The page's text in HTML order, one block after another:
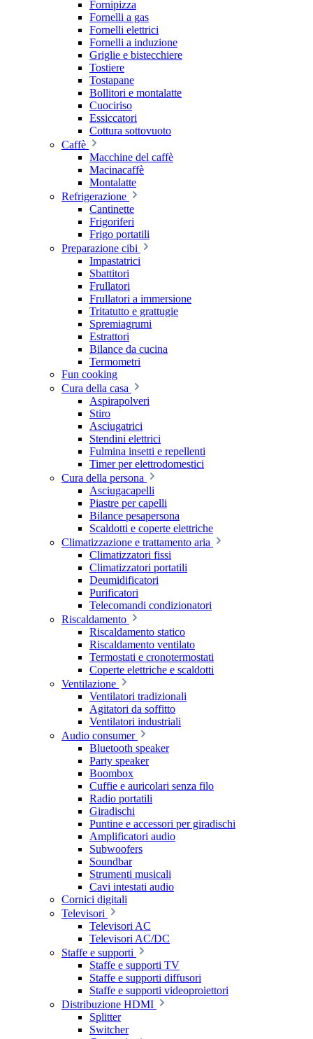
Fornipizza
Fornelli a gas
Fornelli elettrici
Fornelli a induzione
Griglie e bistecchiere
Tostiere
Tostapane
Bollitori e montalatte
Cuociriso
Essiccatori
Cottura sottovuoto
Caffè
Macchine del caffè
Macinacaffè
Montalatte
Refrigerazione
Cantinette
Frigoriferi
Frigo portatili
Preparazione cibi
Impastatrici
Sbattitori
Frullatori
Frullatori a immersione
Tritatutto e grattugie
Spremiagrumi
Estrattori
Bilance da cucina
Termometri
Fun cooking
Cura della casa
Aspirapolveri
Stiro
Asciugatrici
Stendini elettrici
Fulmina insetti e repellenti
Timer per elettrodomestici
Cura della persona
Asciugacapelli
Piastre per capelli
Bilance pesapersona
Scaldotti e coperte elettriche
Climatizzazione e trattamento aria
Climatizzatori fissi
Climatizzatori portatili
Deumidificatori
Purificatori
Telecomandi condizionatori
Riscaldamento
Riscaldamento statico
Riscaldamento ventilato
Termostati e cronotermostati
Coperte elettriche e scaldotti
Ventilazione
Ventilatori tradizionali
Agitatori da soffitto
Ventilatori industriali
Audio consumer
Bluetooth speaker
Party speaker
Boombox
Cuffie e auricolari senza filo
Radio portatili
Giradischi
Puntine e accessori per giradischi
Amplificatori audio
Subwoofers
Soundbar
Strumenti musicali
Cavi intestati audio
Cornici digitali
Televisori
Televisori AC
Televisori AC/DC
Staffe e supporti
Staffe e supporti TV
Staffe e supporti diffusori
Staffe e supporti videoproiettori
Distribuzione HDMI
Splitter
Switcher